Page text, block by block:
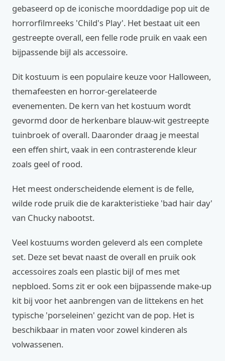
gebaseerd op de iconische moorddadige pop uit de
horrorfilmreeks 'Child's Play'. Het bestaat uit een
gestreepte overall, een felle rode pruik en vaak een
bijpassende bijl als accessoire.
Dit kostuum is een populaire keuze voor Halloween,
themafeesten en horror-gerelateerde
evenementen. De kern van het kostuum wordt
gevormd door de herkenbare blauw-wit gestreepte
tuinbroek of overall. Daaronder draag je meestal
een effen shirt, vaak in een contrasterende kleur
zoals geel of rood.
Het meest onderscheidende element is de felle,
wilde rode pruik die de karakteristieke 'bad hair day'
van Chucky nabootst.
Veel kostuums worden geleverd als een complete
set. Deze set bevat naast de overall en pruik ook
accessoires zoals een plastic bijl of mes met
nepbloed. Soms zit er ook een bijpassende make-up
kit bij voor het aanbrengen van de littekens en het
typische 'porseleinen' gezicht van de pop. Het is
beschikbaar in maten voor zowel kinderen als
volwassenen.